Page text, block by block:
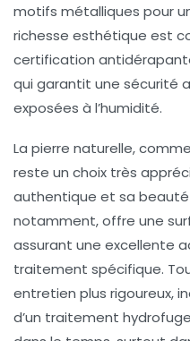
motifs métalliques pour
richesse esthétique est
certification
qui garantit une sécurité
exposées à l’humidité.
La pierre naturelle,
reste un choix très
authentique et sa
notamment, offre une
assurant une excellente
traitement spécifique.
entretien plus rigoureux,
d’un traitement